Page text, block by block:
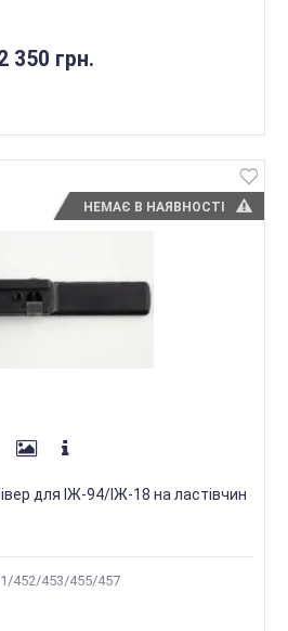
350 грн.
НЕМАЄ В НАЯВНОСТІ
для ІЖ-94/ІЖ-18 на ластівчин
452/453/455/457